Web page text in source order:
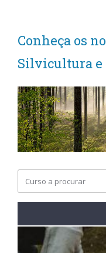
Conheça os
Silvicultura e